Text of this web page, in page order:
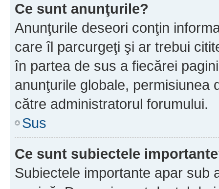
Ce sunt anunţurile?
Anunţurile deseori conţin
care îl parcurgeţi şi ar trebui
în partea de sus a fiecărei
anunţurile globale, permisiunea
către administratorul forumului.
Sus
Ce sunt subiectele
Subiectele importante apar sub